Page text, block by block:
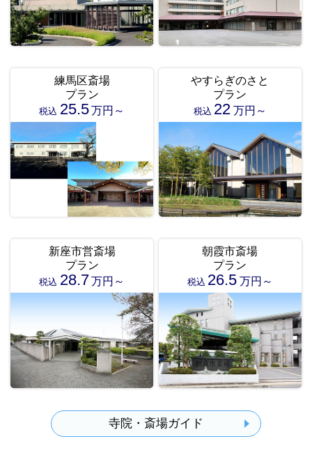
練馬区斎場
プラン
税込 25.5 万円～
やすらぎのさと
プラン
税込 22 万円～
新座市営斎場
プラン
税込 28.7 万円～
朝霞市斎場
プラン
税込 26.5 万円～
寺院・斎場ガイド